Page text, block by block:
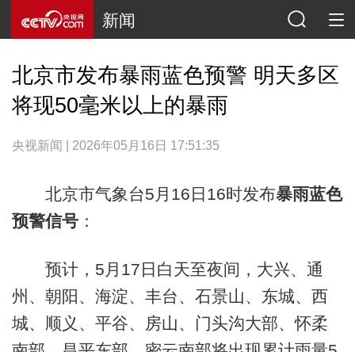
新闻
北京市发布暴雨蓝色预警 明天多区
将现50毫米以上的暴雨
央视新闻 | 2026年05月16日 17:51:35
北京市气象台5月16日16时发布暴雨蓝色
预警信号：
预计，5月17日白天至夜间，大兴、通
州、朝阳、海淀、丰台、石景山、东城、西
城、顺义、平谷、房山、门头沟大部、怀柔